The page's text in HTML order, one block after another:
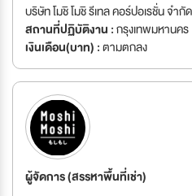
บริษัท โมชิ โมชิ รีเทล คอร์ปอเรชั่น จำ
สถานที่ปฏิบัติงาน :กรุงเทพมหานคร
เงินเดือน(บาท) :ตามตกลง
ผู้จัดการ (สรรหาพื้นที่เช่า)